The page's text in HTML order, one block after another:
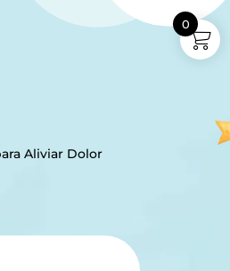
Aliviar Dolor
0